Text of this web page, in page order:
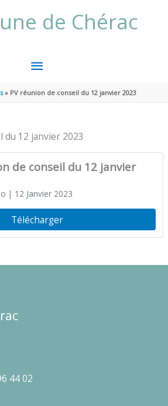
de Chérac
MENU
PRINCIPAL
PV réunion de conseil du 12 janvier 2023
du 12 janvier 2023
de conseil du 12 janvier
| 12 Janvier 2023
Télécharger
44 02